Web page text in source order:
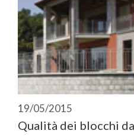
19/05/2015
Qualità dei blocchi